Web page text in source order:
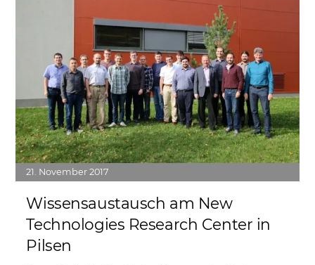
21 November 2017
Wissensaustausch am New
Technologies Research Center in
Pilsen